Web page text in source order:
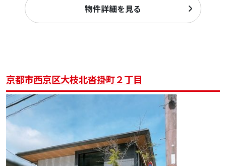
物件詳細を見る
京都市西京区大枝北沓掛町２丁目